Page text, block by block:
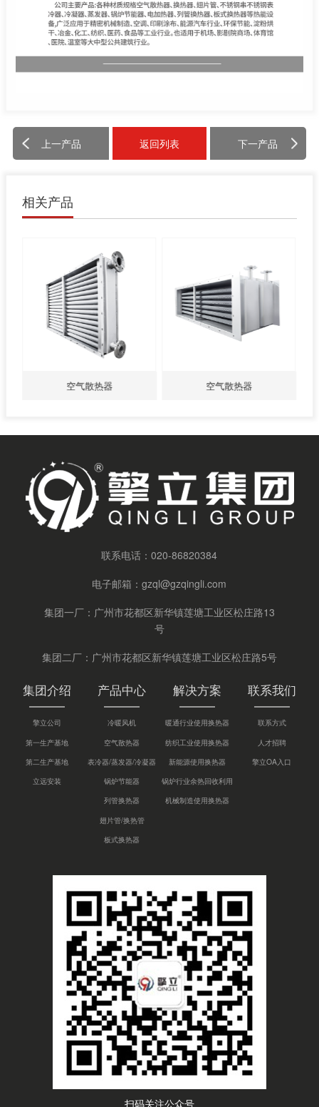
上一产品 返回列表 下一产品
相关产品
空气散热器 空气散热器
联系电话：020-86820384
电子邮箱：gzql@gzqingli.com
集团一厂：广州市花都区新华镇莲塘工业区松庄路13
号
集团二厂：广州市花都区新华镇莲塘工业区松庄路5号
集团介绍
擎立公司
第一生产基地
第二生产基地
立远安装
产品中心
冷暖风机
空气散热器
表冷器/蒸发器/冷凝器
锅炉节能器
列管换热器
翅片管/换热管
板式换热器
解决方案
暖通行业使用换热器
纺织工业使用换热器
新能源使用换热器
锅炉行业余热回收利用
机械制造使用换热器
联系我们
联系方式
人才招聘
擎立OA入口
扫码关注公众号